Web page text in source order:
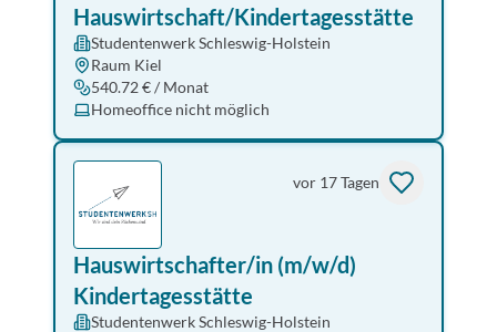
Hauswirtschaft/Kindertagesstätte
Studentenwerk Schleswig-Holstein
Raum Kiel
540.72 € / Monat
Homeoffice nicht möglich
vor 17 Tagen
Hauswirtschafter/in (m/w/d)
Kindertagesstätte
Studentenwerk Schleswig-Holstein